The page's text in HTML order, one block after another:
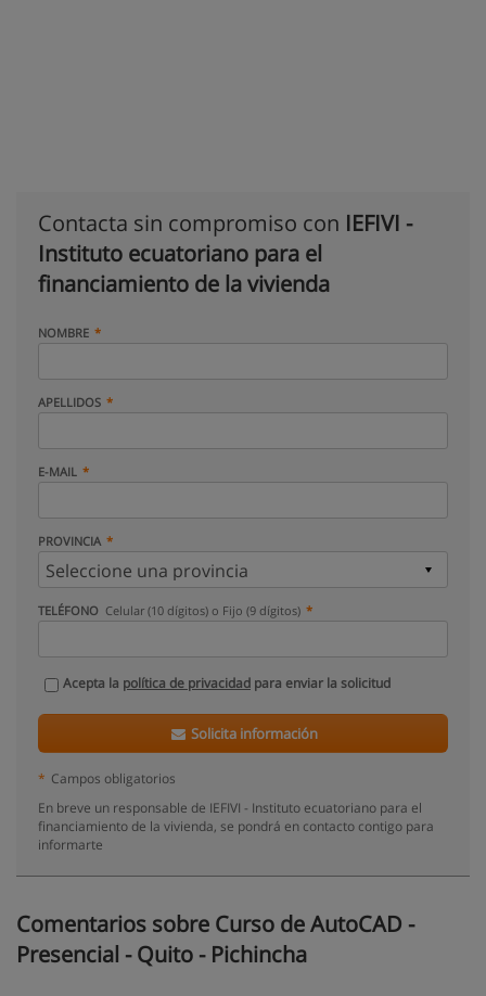
Contacta sin compromiso con IEFIVI -
Instituto ecuatoriano para el
financiamiento de la vivienda
NOMBRE
APELLIDOS
E-MAIL
PROVINCIA
TELÉFONO Celular (10 dígitos) o Fijo (9 dígitos)
Acepta la política de privacidad para enviar la solicitud
Solicita información
* Campos obligatorios
En breve un responsable de IEFIVI - Instituto ecuatoriano para el
financiamiento de la vivienda, se pondrá en contacto contigo para
informarte
Comentarios sobre Curso de AutoCAD -
Presencial - Quito - Pichincha